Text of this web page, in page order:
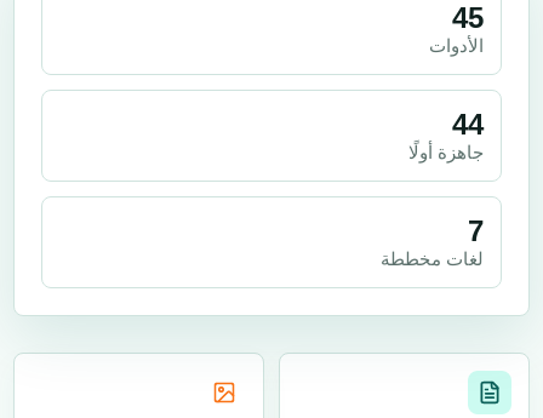
45
الأدوات
44
جاهزة أولًا
7
لغات مخططة